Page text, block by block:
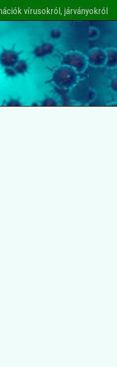
vírusokról, járványokról